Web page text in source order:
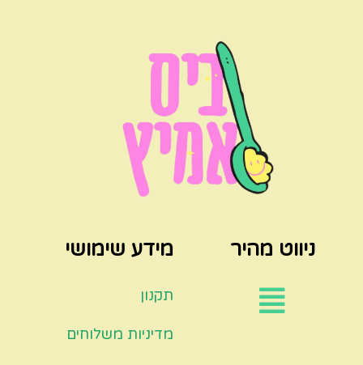
ניווט מהיר מידע שימושי
תקנון
מדיניות משלוחים